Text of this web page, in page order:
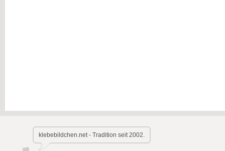
klebebildchen.net - Tradition seit 2002.